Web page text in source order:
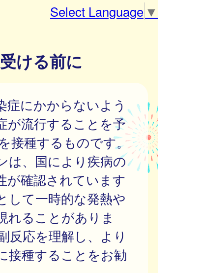
Select Language ▼
ける前に
症にかからないよう
が流行することを予
接種するものです。
は、国により疾病の
が確認されています
して一時的な発熱や
れることがありま
反応を理解し、より
接種することをお勧